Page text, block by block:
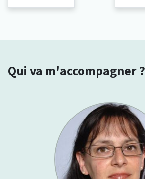
Qui va m'accompagner ?